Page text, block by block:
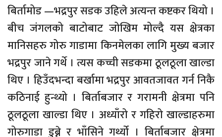
बिर्तामोड —भद्रपुर सडक उहिले अत्यन्त कष्टकर थियो ।
बीच जंगलको बाटोबाट जोखिम मोल्दै यस क्षेत्रका
मानिसहरु गोरु गाडामा किनमेलका लागि मुख्य बजार
भद्रपुर जाने गर्थे । त्यस कच्ची सडकमा ठूलठूला खाल्डा
थिए । हिउँदभन्दा बर्खामा भद्रपुर आवतजावत गर्न निकै
कठिनाई हुन्थ्यो । बिर्ताबजार र गरामनी क्षेत्रमा पनि
ठूलठूला खाल्डा थिए । अध्याँरो र गहिरो खाल्डाहरुमा
गोरुगाडा डुब्ने र भाँसिने गर्थ्यो । बिर्ताबजार क्षेत्रमा